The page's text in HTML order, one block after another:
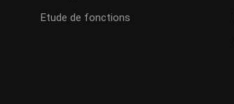
Etude de fonctions